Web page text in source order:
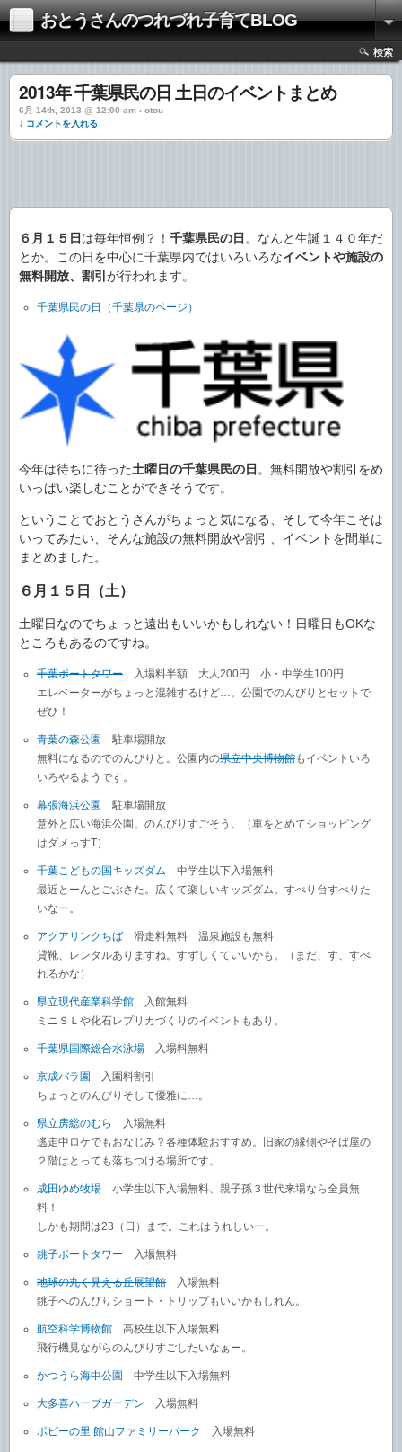
おとうさんのつれづれ子育てBLOG
検索
2013年 千葉県民の日 土日のイベントまとめ
6月 14th, 2013 @ 12:00 am › otou
↓ コメントを入れる
６月１５日 は毎年恒例？！ 千葉県民の日 。なんと生誕１４０年だ
とか。この日を中心に千葉県内ではいろいろなイベントや施設の
無料開放、割引 が行われます。
千葉県民の日（千葉県のページ）
今年は待ちに待った土曜日の千葉県民の日 。無料開放や割引をめ
いっぱい楽しむことができそうです。
ということでおとうさんがちょっと気になる、そして今年こそは
いってみたい、そんな施設の無料開放や割引、イベントを間単に
まとめました。
６月１５日（土）
土曜日なのでちょっと遠出もいいかもしれない！日曜日もOKな
ところもあるのですね。
千葉ポートタワー 入場料半額 大人200円 小・中学生100円
エレベーターがちょっと混雑するけど…。公園でのんびりとセットで
ぜひ！
青葉の森公園
駐車場開放
無料になるのでのんびりと。公園内の県立中央博物館もイベントいろ
いろやるようです。
幕張海浜公園
駐車場開放
意外と広い海浜公園。のんびりすごそう。（車をとめてショッピング
はダメっすT）
千葉こどもの国キッズダム 中学生以下入場無料
最近とーんとごぶさた。広くて楽しいキッズダム。すべり台すべりた
いなー。
アクアリンクちば 滑走料無料 温泉施設も無料
貸靴、レンタルありますね。すずしくていいかも。（まだ、す、すべ
れるかな）
県立現代産業科学館 入館無料
ミニＳＬや化石レプリカづくりのイベントもあり。
千葉県国際総合水泳場 入場料無料
京成バラ園
入園料割引
ちょっとのんびりそして優雅に…。
県立房総のむら
入場無料
逃走中ロケでもおなじみ？各種体験おすすめ。旧家の縁側やそば屋の
２階はとっても落ちつける場所です。
成田ゆめ牧場 小学生以下入場無料、親子孫３世代来場なら全員無
料！
しかも期間は23（日）まで。これはうれしいー。
銚子ポートタワー 入場無料
地球の丸く見える丘展望館 入場無料
銚子へのんびりショート・トリップもいいかもしれん。
航空科学博物館 高校生以下入場無料
飛行機見ながらのんびりすごしたいなぁー。
かつうら海中公園 中学生以下入場無料
大多喜ハーブガーデン 入場無料
ポピーの里 館山ファミリーパーク 入場無料